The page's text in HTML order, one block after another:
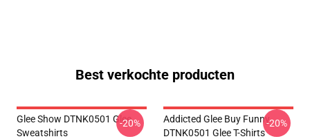
Best verkochte producten
Glee Show DTNK0501 Glee
Sweatshirts
-20%
Addicted Glee Buy Funny
DTNK0501 Glee T-Shirts
-20%